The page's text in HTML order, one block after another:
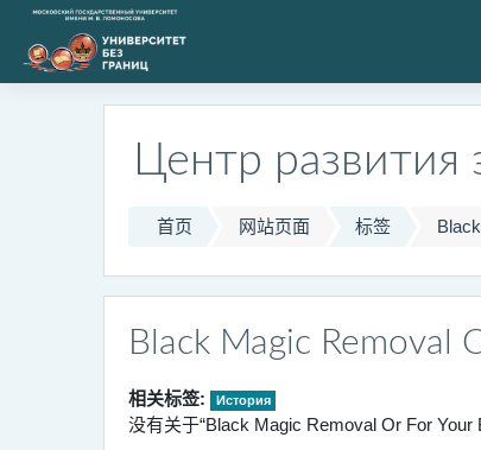
跳到主要内容
Центр развития
首页 网站页面 标签
Black Magic Removal
相关标签: История
没有关于“Black Magic Removal Or For Your